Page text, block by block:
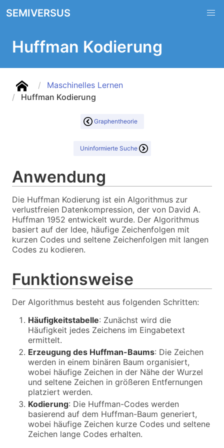
SEMIVERSUS
Huffman Kodierung
Maschinelles Lernen
Huffman Kodierung
Graphentheorie
Uninformierte Suche
Anwendung
Die Huffman Kodierung ist ein Algorithmus zur
verlustfreien Datenkompression, der von David A.
Huffman 1952 entwickelt wurde. Der Algorithmus
basiert auf der Idee, häufige Zeichenfolgen mit
kurzen Codes und seltene Zeichenfolgen mit langen
Codes zu kodieren.
Funktionsweise
Der Algorithmus besteht aus folgenden Schritten:
Häufigkeitstabelle: Zunächst wird die
Häufigkeit jedes Zeichens im Eingabetext
ermittelt.
Erzeugung des Huffman-Baums: Die Zeichen
werden in einem binären Baum organisiert,
wobei häufige Zeichen in der Nähe der Wurzel
und seltene Zeichen in größeren Entfernungen
platziert werden.
Kodierung: Die Huffman-Codes werden
basierend auf dem Huffman-Baum generiert,
wobei häufige Zeichen kurze Codes und seltene
Zeichen lange Codes erhalten.